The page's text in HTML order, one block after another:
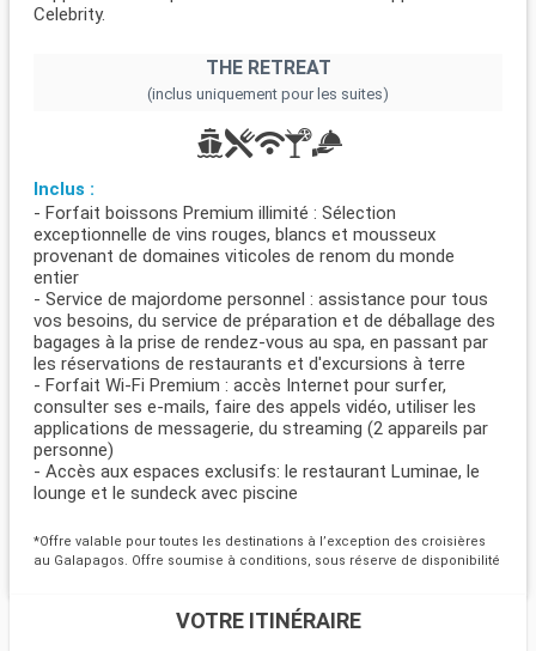
Celebrity.
THE RETREAT
(inclus uniquement pour les suites)
Inclus :
- Forfait boissons Premium illimité : Sélection
exceptionnelle de vins rouges, blancs et mousseux
provenant de domaines viticoles de renom du monde
entier
- Service de majordome personnel : assistance pour tous
vos besoins, du service de préparation et de déballage des
bagages à la prise de rendez-vous au spa, en passant par
les réservations de restaurants et d'excursions à terre
- Forfait Wi-Fi Premium : accès Internet pour surfer,
consulter ses e-mails, faire des appels vidéo, utiliser les
applications de messagerie, du streaming (2 appareils par
personne)
- Accès aux espaces exclusifs: le restaurant Luminae, le
lounge et le sundeck avec piscine
*Offre valable pour toutes les destinations à l’exception des croisières
au Galapagos. Offre soumise à conditions, sous réserve de disponibilité
VOTRE ITINÉRAIRE